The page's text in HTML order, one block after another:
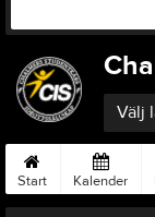
Välj
Start Kalender